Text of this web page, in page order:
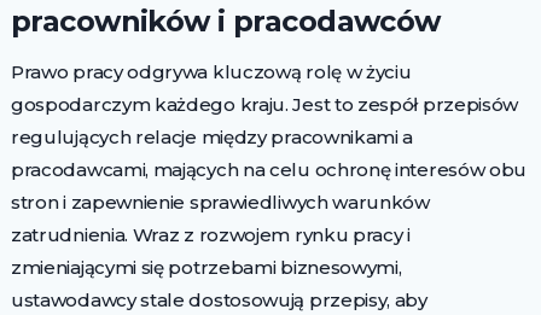
pracowników i pracodawców
Prawo pracy odgrywa kluczową rolę w życiu
gospodarczym każdego kraju. Jest to zespół przepisów
regulujących relacje między pracownikami a
pracodawcami, mających na celu ochronę interesów obu
stron i zapewnienie sprawiedliwych warunków
zatrudnienia. Wraz z rozwojem rynku pracy i
zmieniającymi się potrzebami biznesowymi,
ustawodawcy stale dostosowują przepisy, aby